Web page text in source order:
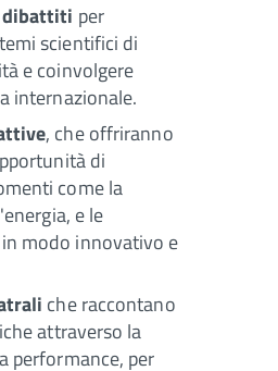
dibattiti per
scientifici di
e coinvolgere
internazionale.
, che offriranno
di
come la
e le
modo innovativo e
che raccontano
attraverso la
performance, per